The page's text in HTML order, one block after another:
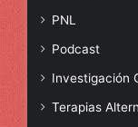
PNL
Podcast
Investigación
Terapias